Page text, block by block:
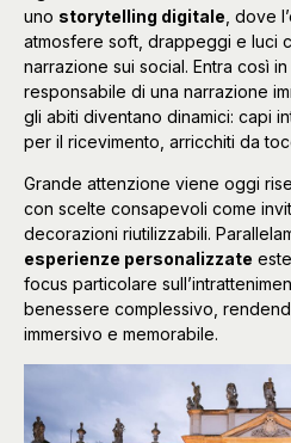
uno storytelling digitale , dove
atmosfere soft, drappeggi e luci
narrazione sui social. Entra così
responsabile di una narrazione
gli abiti diventano dinamici: capi
per il ricevimento, arricchiti da
Grande attenzione viene oggi
con scelte consapevoli come
decorazioni riutilizzabili.
esperienze personalizzate
focus particolare
benessere complessivo,
immersivo e memorabile.